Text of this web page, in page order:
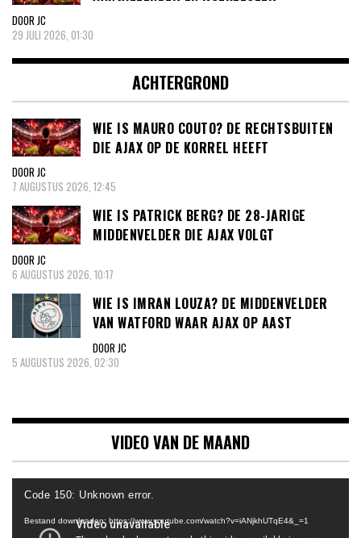
DOOR JC
29 JULI 2026, 01:30
ACHTERGROND
WIE IS MAURO COUTO? DE RECHTSBUITEN
DIE AJAX OP DE KORREL HEEFT
DOOR JC
7 AUGUSTUS 2026, 12:45
WIE IS PATRICK BERG? DE 28-JARIGE
MIDDENVELDER DIE AJAX VOLGT
DOOR JC
6 AUGUSTUS 2026, 10:17
WIE IS IMRAN LOUZA? DE MIDDENVELDER
VAN WATFORD WAAR AJAX OP AAST
DOOR JC
5 AUGUSTUS 2026, 02:30
VIDEO VAN DE MAAND
Videospeler
Code 150: Unknown error.
Bestand downloaden: https://www.youtube.com/watch?v=iANjkhUTqE4&_=1